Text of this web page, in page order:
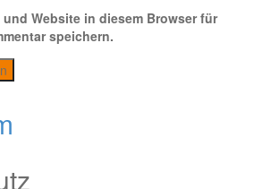
und Website in diesem Browser für
speichern.